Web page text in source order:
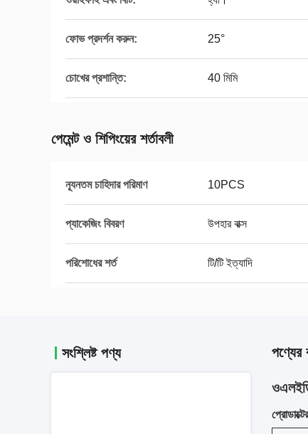
ফোভ প্রদর্শন করুন: 25°
চোখের প্রশান্তি: 40 মিমি
পেমেন্ট ও শিপিংয়ের শর্তাবলী
ন্যূনতম চাহিদার পরিমাণ 10PCS
প্যাকেজিং বিবরণ উপহার বাক্স
পরিশোধের শর্ত টি/টি ইত্যাদি
সংশ্লিষ্ট পণ্য পণ্যের